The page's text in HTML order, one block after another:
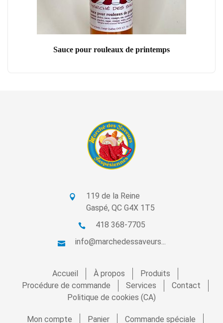
Sauce pour rouleaux de printemps
119 de la Reine
Gaspé, QC G4X 1T5
418 368-7705
info@marchedessaveurs...
Accueil À propos
Produits
Procédure de commande
Services
Contact
Politique de cookies (CA)
Mon compte Panier Commande spéciale